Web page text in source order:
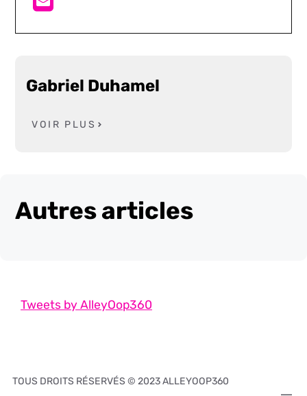
Gabriel Duhamel
VOIR PLUS
Autres articles
Tweets by AlleyOop360
TOUS DROITS RÉSERVÉS © 2023 ALLEYOOP360